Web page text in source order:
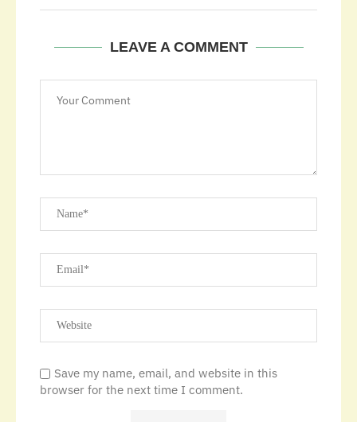
LEAVE A COMMENT
Save my name, email, and website in this
browser for the next time I comment.